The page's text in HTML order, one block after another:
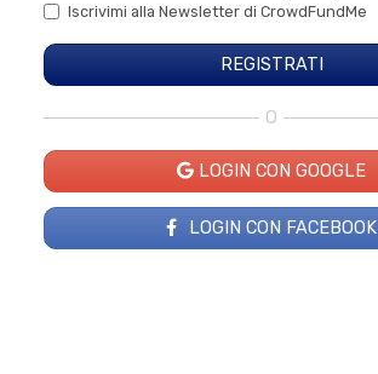
Iscrivimi alla Newsletter di CrowdFundMe
O
LOGIN CON GOOGLE
LOGIN CON FACEBOOK